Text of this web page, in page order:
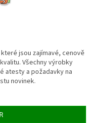
jsou zajímavé, cenově
Všechny výrobky
atesty a požadavky na
novinek.